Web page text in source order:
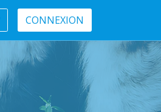
CONNEXION